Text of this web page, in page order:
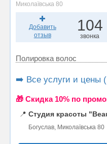
Миколаївська 80
Добавить
отзыв
104
звонка
Полировка волос
➡️ Все услуги и цены
🎁 Cкидка 10% по
📍 Студия красоты
Богуслав, Миколаївська 80